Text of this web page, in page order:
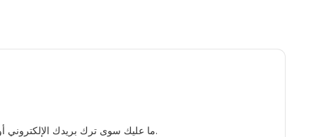
ما عليك سوى ترك بريدك الإلكتروني أو رقم هاتفك في نموذج الاتصال حتى نتمكن من إرسال عرض أسعار مجاني لمجموعة واسعة من التصاميم لدينا.